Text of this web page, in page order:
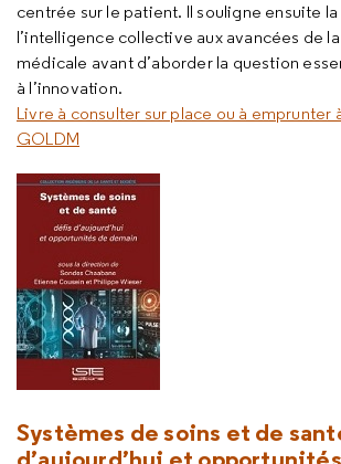
centrée sur le patient. Il souligne ensuite
l’intelligence collective aux avancées de
médicale avant d’aborder la question
à l’innovation.
Livre à consulter sur place ou à emprunter
GOLDM
Systèmes de soins et de